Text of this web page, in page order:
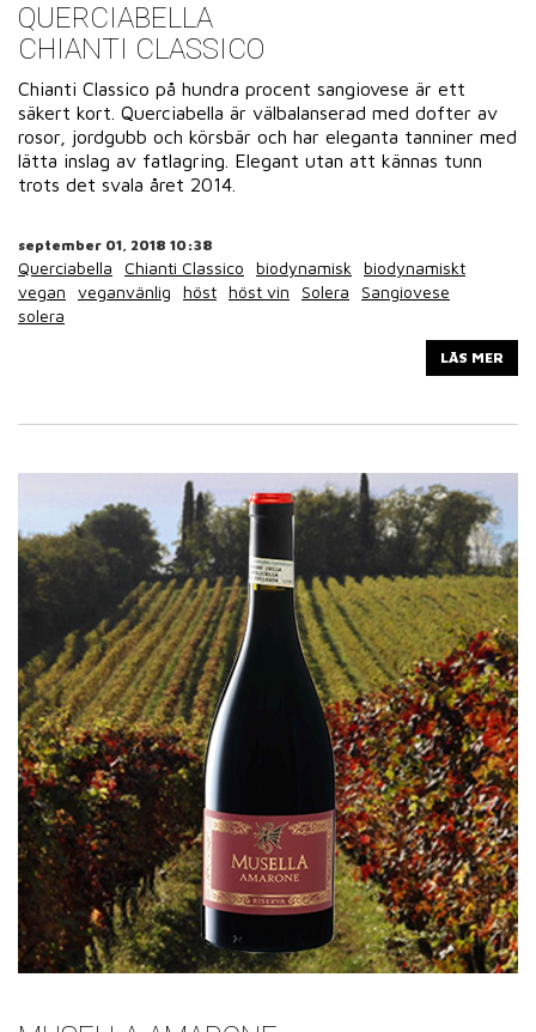
QUERCIABELLA
CHIANTI CLASSICO
Chianti Classico på hundra procent sangiovese är ett
säkert kort. Querciabella är välbalanserad med dofter av
rosor, jordgubb och körsbär och har eleganta tanniner med
lätta inslag av fatlagring. Elegant utan att kännas tunn
trots det svala året 2014.
september 01, 2018 10:38
Querciabella Chianti Classico biodynamisk biodynamiskt
vegan
veganvänlig höst höst vin Solera
Sangiovese
solera
LÄS MER